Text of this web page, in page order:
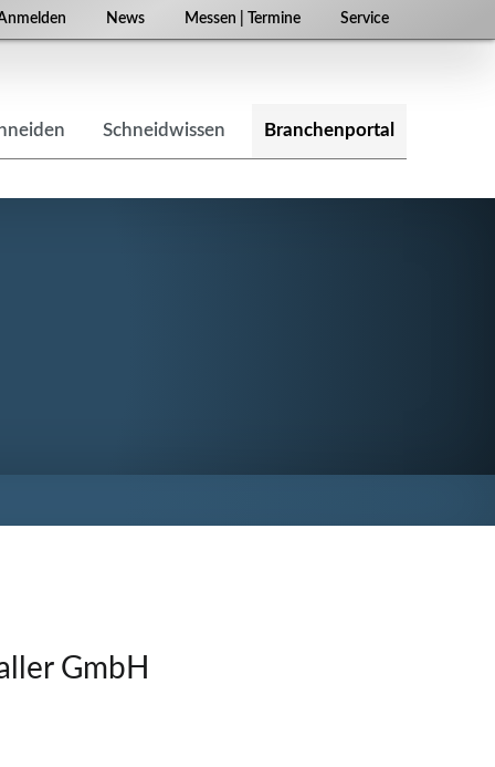
News Messen | Termine Service
Schneidwissen Branchenportal
GmbH